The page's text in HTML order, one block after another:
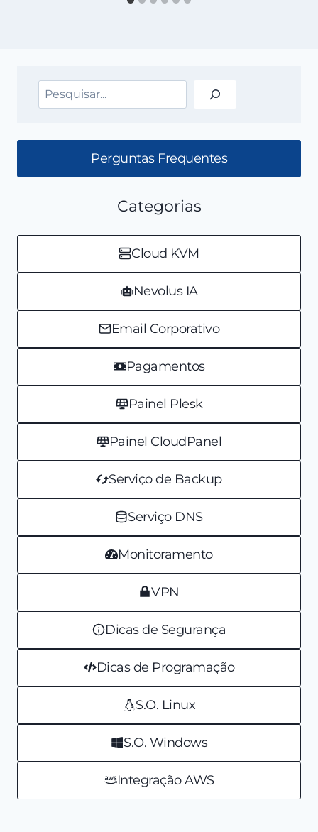
Pesquisar
Perguntas Frequentes
Categorias
Cloud KVM
Nevolus IA
Email Corporativo
Pagamentos
Painel Plesk
Painel CloudPanel
Serviço de Backup
Serviço DNS
Monitoramento
VPN
Dicas de Segurança
Dicas de Programação
S.O. Linux
S.O. Windows
Integração AWS